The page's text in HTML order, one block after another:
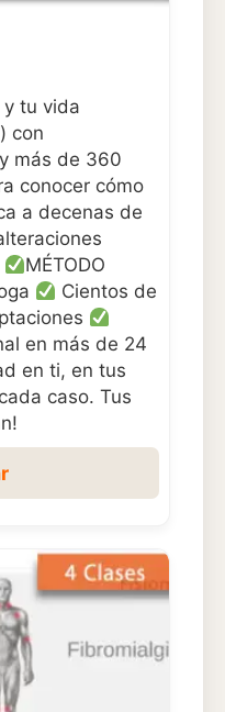
tu vida
con
más de 360
conocer cómo
a decenas de
MÉTODO
Cientos de
en más de 24
en ti, en tus
caso. Tus